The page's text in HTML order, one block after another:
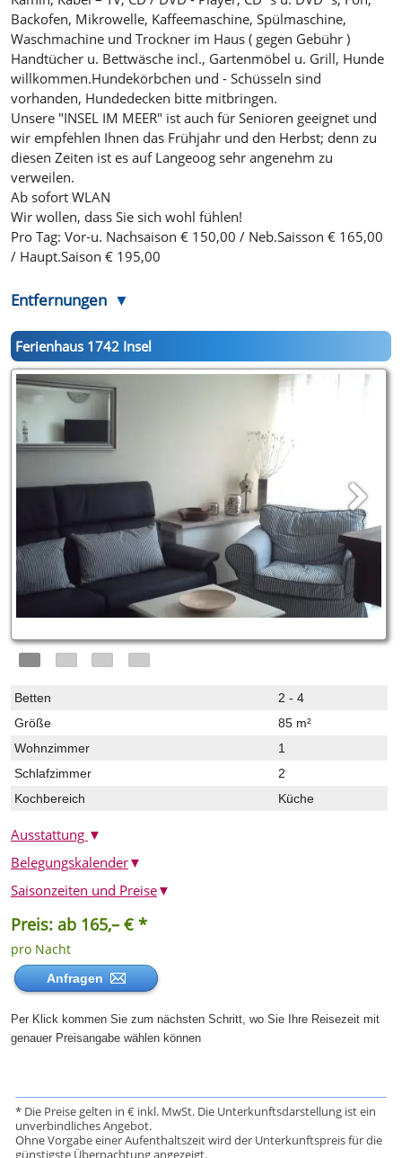
Backofen, Mikrowelle, Kaffeemaschine, Spülmaschine,
Waschmachine und Trockner im Haus ( gegen Gebühr )
Handtücher u. Bettwäsche incl., Gartenmöbel u. Grill, Hunde
willkommen.Hundekörbchen und - Schüsseln sind
vorhanden, Hundedecken bitte mitbringen.
Unsere "INSEL IM MEER" ist auch für Senioren geeignet und
wir empfehlen Ihnen das Frühjahr und den Herbst; denn zu
diesen Zeiten ist es auf Langeoog sehr angenehm zu
verweilen.
Ab sofort WLAN
Wir wollen, dass Sie sich wohl fühlen!
Pro Tag: Vor-u. Nachsaison € 150,00 / Neb.Saisson € 165,00
/ Haupt.Saison € 195,00
Entfernungen
Ferienhaus 1742 Insel
Betten
2 - 4
Größe
85 m²
Wohnzimmer
1
Schlafzimmer
2
Kochbereich
Küche
Ausstattung ▼
Preis: ab 165,– € *
pro Nacht
Anfragen
Per Klick kommen Sie zum nächsten Schritt, wo Sie Ihre Reisezeit mit
genauer Preisangabe wählen können
Belegungskalender▼
Saisonzeiten und Preise▼
* Die Preise gelten in € inkl. MwSt. Die Unterkunftsdarstellung ist ein
unverbindliches Angebot.
Ohne Vorgabe einer Aufenthaltszeit wird der Unterkunftspreis für die
günstigste Übernachtung angezeigt.